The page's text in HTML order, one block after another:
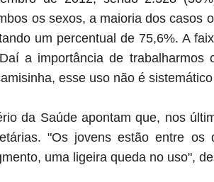
os sexos, a maioria dos casos
um percentual de 75,6%. A
a importância de
esse uso não é
da Saúde apontam que, nos
"Os jovens estão entre os
uma ligeira queda no uso",